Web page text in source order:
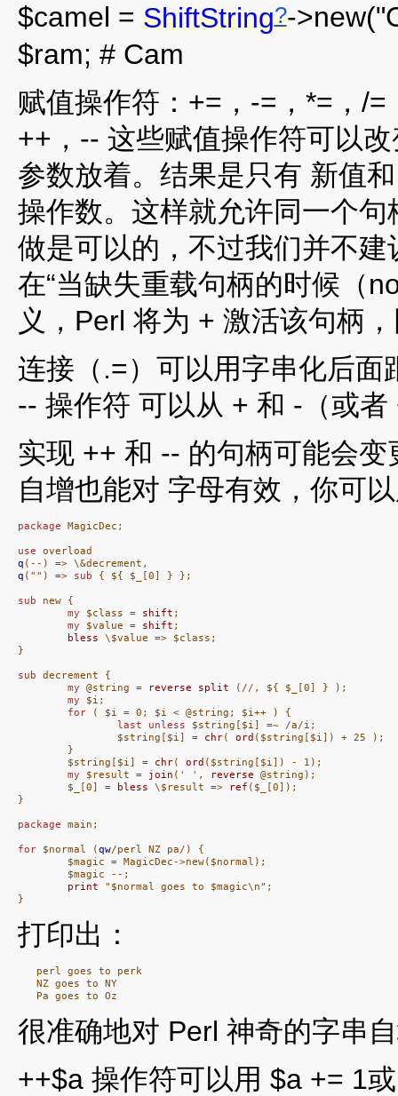
$camel = ShiftString?-
$ram; # Cam
赋值操作符：+=，-=，*=，/
++，-- 这些赋值操作符可以
参数放着。结果是只有 新值
操作数。这样就允许同一个
做是可以的，不过我们并不
在“当缺失重载句柄的时候（
义，Perl 将为 + 激活该句柄
连接（.=）可以用字串化后
-- 操作符 可以从 + 和 -（或
实现 ++ 和 -- 的句柄可能会
自增也能对 字母有效，你可
package MagicDec;
use
q
q ("") => sub { ${ $_[0] } };
sub new {
my $class = shift ;
my $value = shift ;
bless \$value => $class;
}
sub decrement {
my @string = reverse split (//, ${ $_[0] } );
my $i;
for ( $i = 0; $i < @string; $i++ ) {
last
unless $string[$i] =~ /a/i;
                $string[$i] =
chr( ord ($string[$i]) + 25 );
        }
        $string[$i] =
chr( ord ($string[$i]) - 1);
my $result = join (' ', reverse @string);
        $_[0] =
bless \$result => ref ($_[0]);
}
package main;
for $normal (qw/perl NZ pa/) {
        $magic = MagicDec->new($normal);
        $magic --;
print "$normal goes to $magic\n";
}
打印出：
   perl goes to perk
   NZ goes to NY
很准确地对 Perl 神奇的字串
++$a 操作符可以用 $a += 1